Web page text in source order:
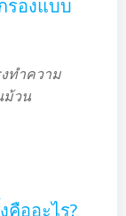
รองแบบ
ทำความ
ม้วน
ออะไร?